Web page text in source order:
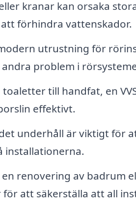
kranar kan orsaka
förhindra vattenskador.
utrustning för
problem i
till handfat, en
effektivt.
underhåll är viktigt för
installationerna.
renovering av badrum
att säkerställa att all